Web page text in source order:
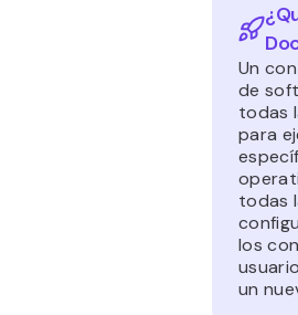
Un
de
todas
para
todas
los
un